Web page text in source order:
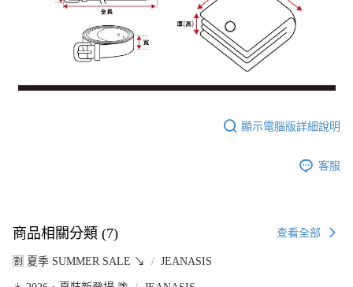
顯示電腦版詳細說明
客服
商品相關分類 (7) 查看全部
🈹 夏季 SUMMER SALE ↘️ JEANASIS